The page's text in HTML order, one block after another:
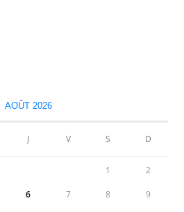
AOÛT 2026
J V S D
1 2
6 7 8 9